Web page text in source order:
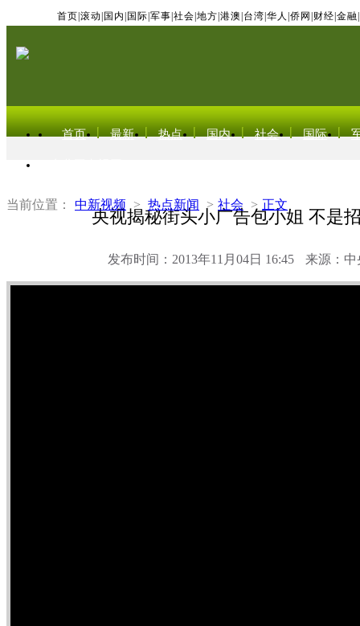
首页 滚动 国内 国际 军事 社会 地方 港澳 台湾 华人 侨网 财经 金融
首页 最新 热点 国内 社会 国际
当前位置： 中新视频 > 热点新闻 > 社会 > 正文
央视揭秘街头小广告包小姐 不是
发布时间：2013年11月04日 16:45 来源：中